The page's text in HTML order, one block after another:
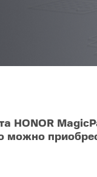
realme 14
можно